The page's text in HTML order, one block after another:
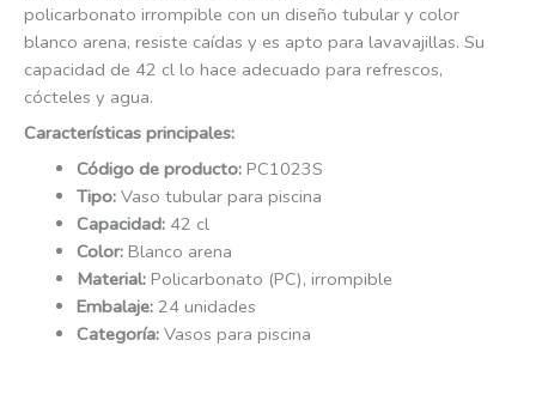
policarbonato irrompible con un diseño tubular y color
blanco arena, resiste caídas y es apto para lavavajillas. Su
capacidad de 42 cl lo hace adecuado para refrescos,
cócteles y agua.
Características principales:
Código de producto:PC1023S
Tipo:Vaso tubular para piscina
Capacidad:42 cl
Color:Blanco arena
Material:Policarbonato (PC), irrompible
Embalaje:24 unidades
Categoría:Vasos para piscina